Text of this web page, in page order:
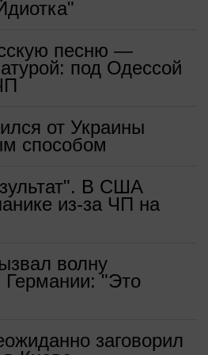
песню —
под Одессой
от Украины
способом
В США
из-за ЧП на
волну
Германии: "Это
заговорил